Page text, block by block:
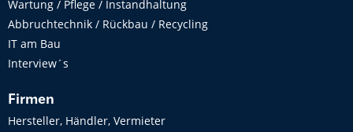
Wartung / Pflege / Instandhaltung
Abbruchtechnik / Rückbau / Recycling
IT am Bau
Interview´s
Firmen
Hersteller, Händler, Vermieter